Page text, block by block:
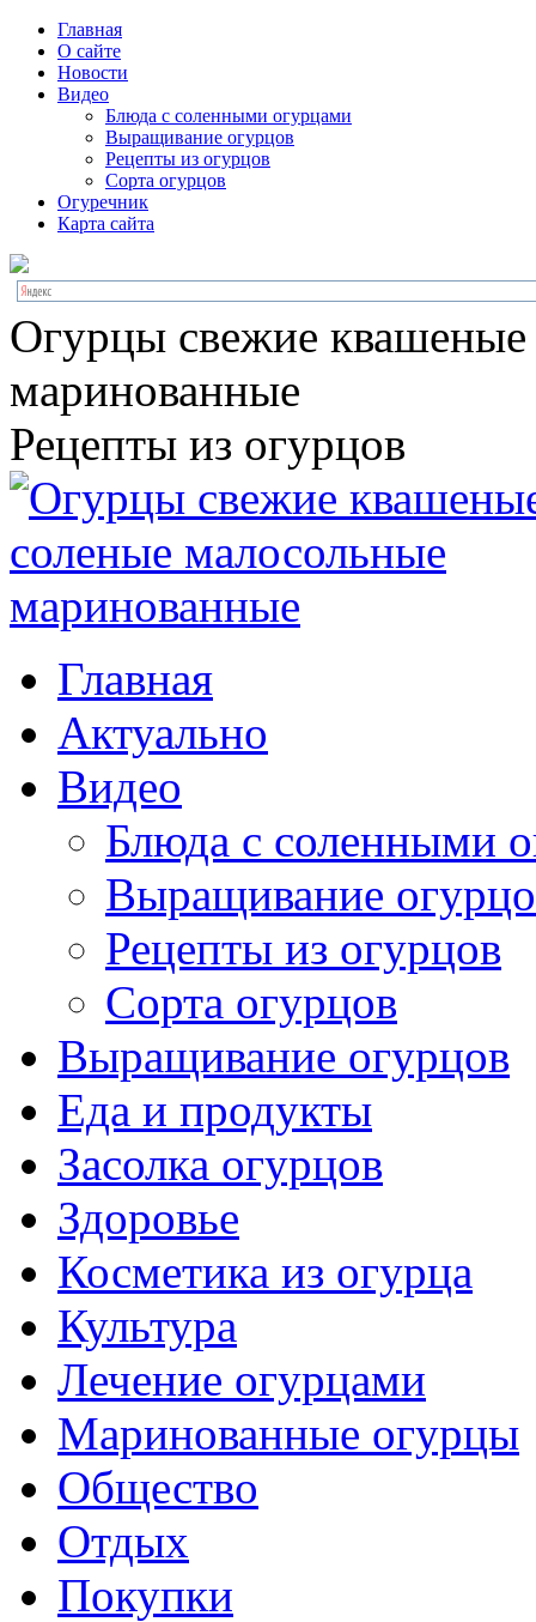
Главная
О сайте
Новости
Видео
Блюда с соленными огурцами
Выращивание огурцов
Рецепты из огурцов
Сорта огурцов
Огуречник
Карта сайта
Огурцы свежие
маринованные
Рецепты из огурцов
Главная
Актуально
Видео
Блюда с соленными
Выращивание
Рецепты из огурцов
Сорта огурцов
Выращивание огурцов
Еда и продукты
Засолка огурцов
Здоровье
Косметика из огурца
Культура
Лечение огурцами
Маринованные огурцы
Общество
Отдых
Покупки